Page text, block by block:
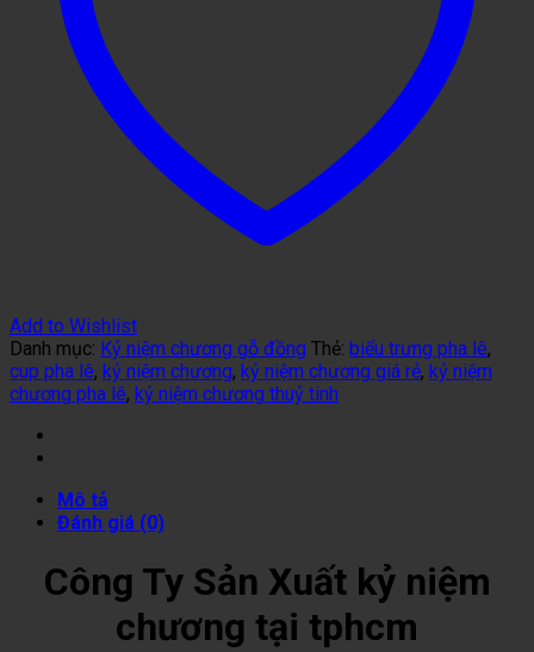
Add to Wishlist
Danh mục: Kỷ niệm chương gỗ đồng Thẻ: biểu trưng pha lê,
cup pha lê, kỷ niệm chương, kỷ niệm chương giá rẻ, kỷ niệm
chương pha lê, kỷ niệm chương thuỷ tinh
Mô tả
Đánh giá (0)
Công Ty Sản Xuất kỷ niệm
chương tại tphcm